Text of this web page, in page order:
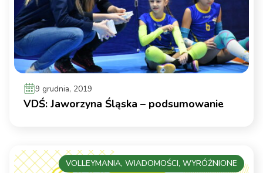
9 grudnia, 2019
VDŚ: Jaworzyna Śląska – podsumowanie
VOLLEYMANIA, WIADOMOŚCI, WYRÓŻNIONE